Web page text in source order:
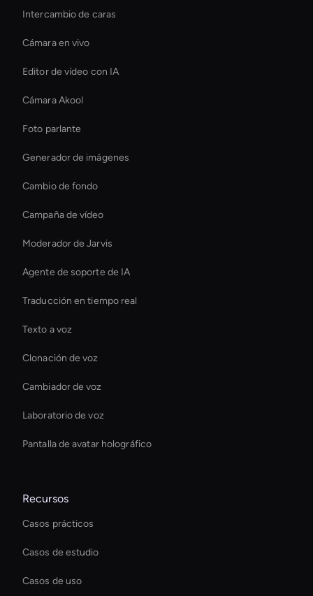
Intercambio de caras
Cámara en vivo
Editor de vídeo con IA
Cámara Akool
Foto parlante
Generador de imágenes
Cambio de fondo
Campaña de vídeo
Moderador de Jarvis
Agente de soporte de IA
Traducción en tiempo real
Texto a voz
Clonación de voz
Cambiador de voz
Laboratorio de voz
Pantalla de avatar holográfico
Recursos
Casos prácticos
Casos de estudio
Casos de uso